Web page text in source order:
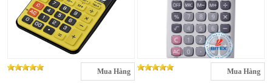
Mua Hàng Mua Hàng